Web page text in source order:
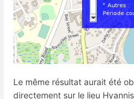
Le même résultat aurait été
directement sur le lieu